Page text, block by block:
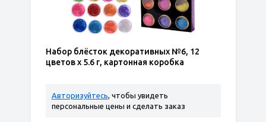
Набор блёсток декоративных №6, 12
цветов х 5.6 г, картонная коробка
Авторизуйтесь, чтобы увидеть
персональные цены и сделать заказ